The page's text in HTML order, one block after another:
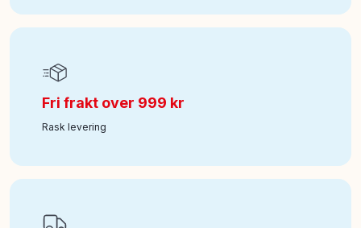
Fri frakt over 999 kr
Rask levering